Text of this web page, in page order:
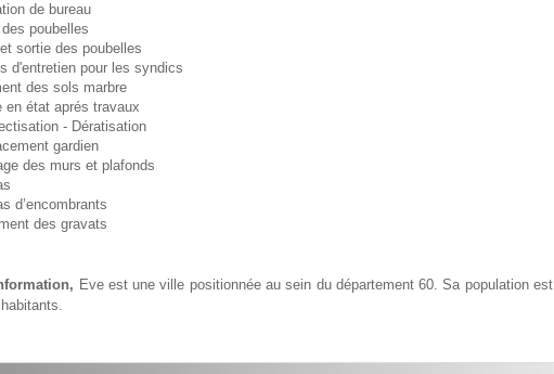
de bureau
poubelles
sortie des poubelles
d'entretien pour les syndics
des sols marbre
en état aprés travaux
- Dératisation
gardien
des murs et plafonds
d’encombrants
des gravats
Eve est une ville positionnée au sein du département 60. Sa population est